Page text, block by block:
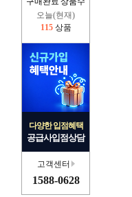
오늘(현재)
115 상품
다양한 입점혜택
공급사입점상담
고객센터
1588-0628